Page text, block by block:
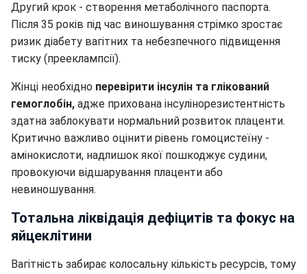
Другий крок - створення метаболічного паспорта.
Після 35 років під час виношування стрімко зростає
ризик діабету вагітних та небезпечного підвищення
тиску (прееклампсії).
Жінці необхідно перевірити інсулін та глікований
гемоглобін, адже прихована інсулінорезистентність
здатна заблокувати нормальний розвиток плаценти.
Критично важливо оцінити рівень гомоцистеїну -
амінокислоти, надлишок якої пошкоджує судини,
провокуючи відшарування плаценти або
невиношування.
Тотальна ліквідація дефіцитів та фокус на
яйцеклітини
Вагітність забирає колосальну кількість ресурсів, тому